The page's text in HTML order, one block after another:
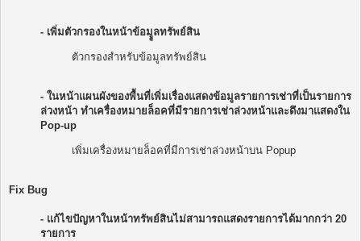
- เพิ่มตัวกรองในหน้าข้อมููลทรัพย์สิน
ตัวกรองสำหรับข้อมูลทรัพย์สิน
- ในหน้าแผนผังของพื้นที่เพิ่มเรื่องแสดงข้อมูลรายการเช่าที่เป็นรายการ
ล่วงหน้า ทำเครื่องหมายล็อคที่มีรายการเช่าล่วงหน้าและดึงมาแสดงใน
Pop-up
เพิ่มเครื่องหมายล็อคที่มีการเช่าล่วงหน้าบน Popup
Fix Bug
- แก้ไขปัญหาในหน้าทรัพย์สินไม่สามารถแสดงรายการได้มากกว่า 20
รายการ